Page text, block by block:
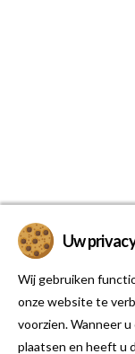
Uw
Wij gebruiken
onze website te
voorzien. Wanneer
plaatsen en heeft u